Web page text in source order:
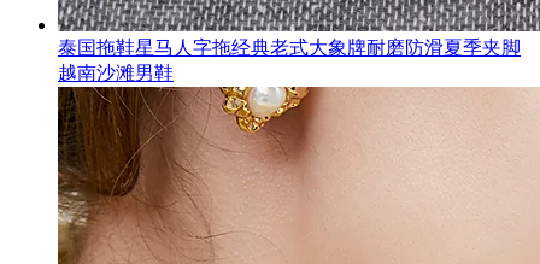
泰国拖鞋星马人字拖经典老式大象牌耐磨防滑夏季夹脚
越南沙滩男鞋